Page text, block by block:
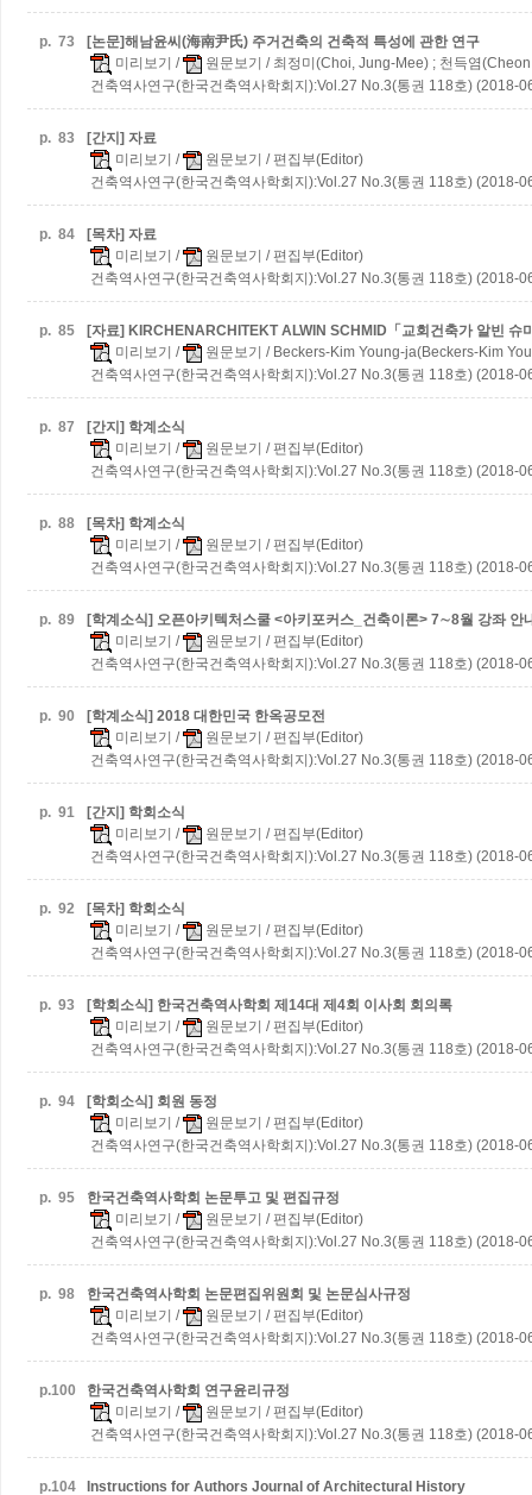
p. 73
[논문]해남윤씨(海南尹氏) 주거건축의 건축적 특성에 관한 연구
미리보기 / 원문보기 / 최정미(Choi, Jung-Mee) ; 천득염
건축역사연구(한국건축역사학회지):Vol.27 No.3(통권 118호) (2018-
p. 83
[간지] 자료
미리보기 / 원문보기 / 편집부(Editor)
건축역사연구(한국건축역사학회지):Vol.27 No.3(통권 118호) (2018-
p. 84
[목차] 자료
미리보기 / 원문보기 / 편집부(Editor)
건축역사연구(한국건축역사학회지):Vol.27 No.3(통권 118호) (2018-
p. 85
[자료] KIRCHENARCHITEKT ALWIN SCHMID「교회건축가 알빈 슈
미리보기 / 원문보기 / Beckers-Kim Young-ja(Beckers-Kim
건축역사연구(한국건축역사학회지):Vol.27 No.3(통권 118호) (2018-
p. 87
[간지] 학계소식
미리보기 / 원문보기 / 편집부(Editor)
건축역사연구(한국건축역사학회지):Vol.27 No.3(통권 118호) (2018-
p. 88
[목차] 학계소식
미리보기 / 원문보기 / 편집부(Editor)
건축역사연구(한국건축역사학회지):Vol.27 No.3(통권 118호) (2018-
p. 89
[학계소식] 오픈아키텍처스쿨 <아키포커스_건축이론> 7∼8월 강좌 안
미리보기 / 원문보기 / 편집부(Editor)
건축역사연구(한국건축역사학회지):Vol.27 No.3(통권 118호) (2018-
p. 90
[학계소식] 2018 대한민국 한옥공모전
미리보기 / 원문보기 / 편집부(Editor)
건축역사연구(한국건축역사학회지):Vol.27 No.3(통권 118호) (2018-
p. 91
[간지] 학회소식
미리보기 / 원문보기 / 편집부(Editor)
건축역사연구(한국건축역사학회지):Vol.27 No.3(통권 118호) (2018-
p. 92
[목차] 학회소식
미리보기 / 원문보기 / 편집부(Editor)
건축역사연구(한국건축역사학회지):Vol.27 No.3(통권 118호) (2018-
p. 93
[학회소식] 한국건축역사학회 제14대 제4회 이사회 회의록
미리보기 / 원문보기 / 편집부(Editor)
건축역사연구(한국건축역사학회지):Vol.27 No.3(통권 118호) (2018-
p. 94
[학회소식] 회원 동정
미리보기 / 원문보기 / 편집부(Editor)
건축역사연구(한국건축역사학회지):Vol.27 No.3(통권 118호) (2018-
p. 95
한국건축역사학회 논문투고 및 편집규정
미리보기 / 원문보기 / 편집부(Editor)
건축역사연구(한국건축역사학회지):Vol.27 No.3(통권 118호) (2018-
p. 98
한국건축역사학회 논문편집위원회 및 논문심사규정
미리보기 / 원문보기 / 편집부(Editor)
건축역사연구(한국건축역사학회지):Vol.27 No.3(통권 118호) (2018-
p.100
한국건축역사학회 연구윤리규정
미리보기 / 원문보기 / 편집부(Editor)
건축역사연구(한국건축역사학회지):Vol.27 No.3(통권 118호) (2018-
p.104 Instructions for Authors Journal of Architectural History